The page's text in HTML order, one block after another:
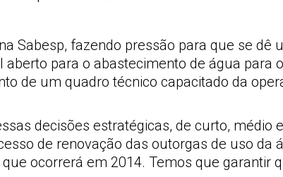
Sabesp, fazendo pressão para que se dê
para o abastecimento de água para
de um quadro técnico capacitado da
decisões estratégicas, de curto, médio
de renovação das outorgas de uso da
ocorrerá em 2014. Temos que garantir